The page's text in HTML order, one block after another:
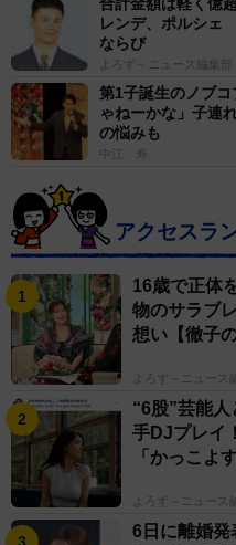
レンデ、ポルシェ
ならび
よろず～ニュース編集部
第1子誕生のノブ
ゃねーかな」子連
の悩みも
中江 寿
アクセスラ
16歳で正体
物のサラブ
想い【徹子の
よろず～ニュース
“6股”芸能
手DJプレイ
「かっこよ
よろず～ニュース
6日に離婚